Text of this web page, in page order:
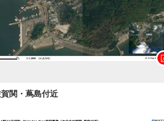
関・蔦島付近